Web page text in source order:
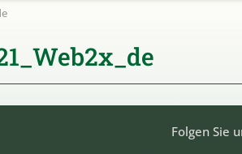
Folgen Sie